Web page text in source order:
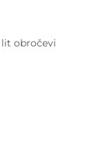
lit obročevi